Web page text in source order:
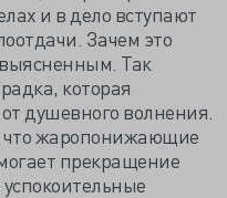
и в дело вступают
Зачем это
Так
которая
душевного волнения.
что жаропонижающие
прекращение